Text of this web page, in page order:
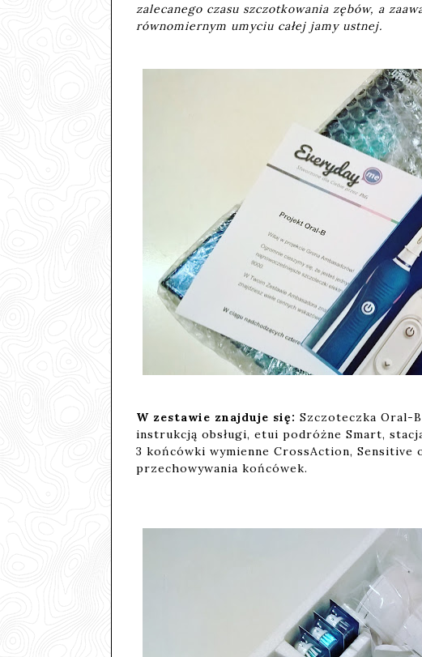
zalecanego czasu szczotkowania zębów, a
równomiernym umyciu całej jamy ustnej.
W zestawie znajduje się: Szczoteczka Oral-
instrukcją obsługi, etui podróżne Smart,
3 końcówki wymienne CrossAction, Sensitive
przechowywania końcówek.